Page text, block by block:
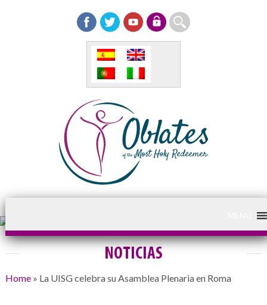
NOTICIAS
Home» La UISG celebra su Asamblea Plenaria en Roma